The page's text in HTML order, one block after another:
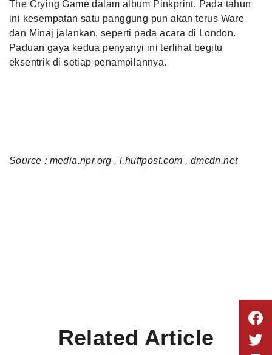
The Crying Game dalam album Pinkprint. Pada tahun
ini kesempatan satu panggung pun akan terus Ware
dan Minaj jalankan, seperti pada acara di London.
Paduan gaya kedua penyanyi ini terlihat begitu
eksentrik di setiap penampilannya.
Source : media.npr.org , i.huffpost.com , dmcdn.net
Related Article